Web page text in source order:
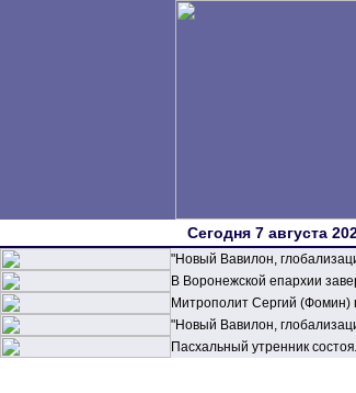
Сегодня 7 августа
"Новый Вавилон,
В Воронежской епархии
Митрополит Сергий (Фомин)
"Новый Вавилон,
Пасхальный утренник